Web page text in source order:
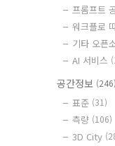
프롬프트
워크플로
기타 오픈
AI 서비스
공간정보 (246)
표준 (31)
측량 (106)
3D City